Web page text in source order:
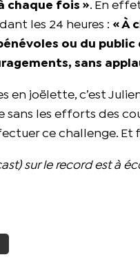
chaque fois ». En
les 24 heures : « À
ou du public
sans
en joëlette, c’est
sans les efforts des
ce challenge. Et
sur le record est à